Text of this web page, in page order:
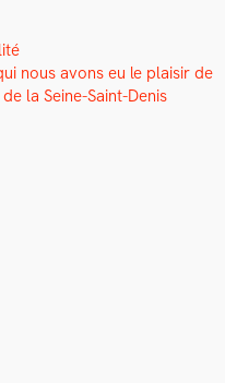
nous avons eu le plaisir de
la Seine-Saint-Denis